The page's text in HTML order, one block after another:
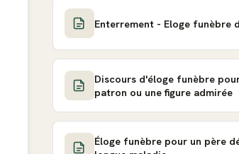
Enterrement - Eloge funèbre
Discours d'éloge funèbre
patron ou une figure admirée
Éloge funèbre pour un père